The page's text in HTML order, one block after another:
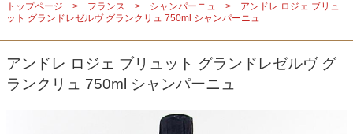
トップページ フランス シャンパーニュ
アンドレ ロジェ ブリュ
ット グランドレゼルヴ グランクリュ 750ml シャンパーニュ
アンドレ ロジェ ブリュット グランドレゼルヴ グ
ランクリュ 750ml シャンパーニュ